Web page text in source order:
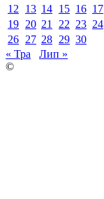
12
13 14 15 16 17
19 20 21 22 23 24
26 27 28 29 30
« Тра
Лип »
©